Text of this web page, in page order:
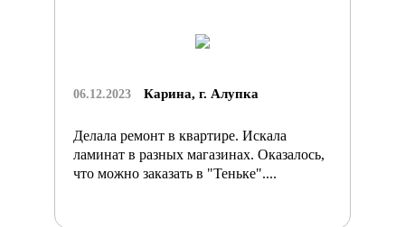
06.12.2023 Карина, г. Алупка
Делала ремонт в квартире. Искала
ламинат в разных магазинах. Оказалось,
что можно заказать в "Теньке"....